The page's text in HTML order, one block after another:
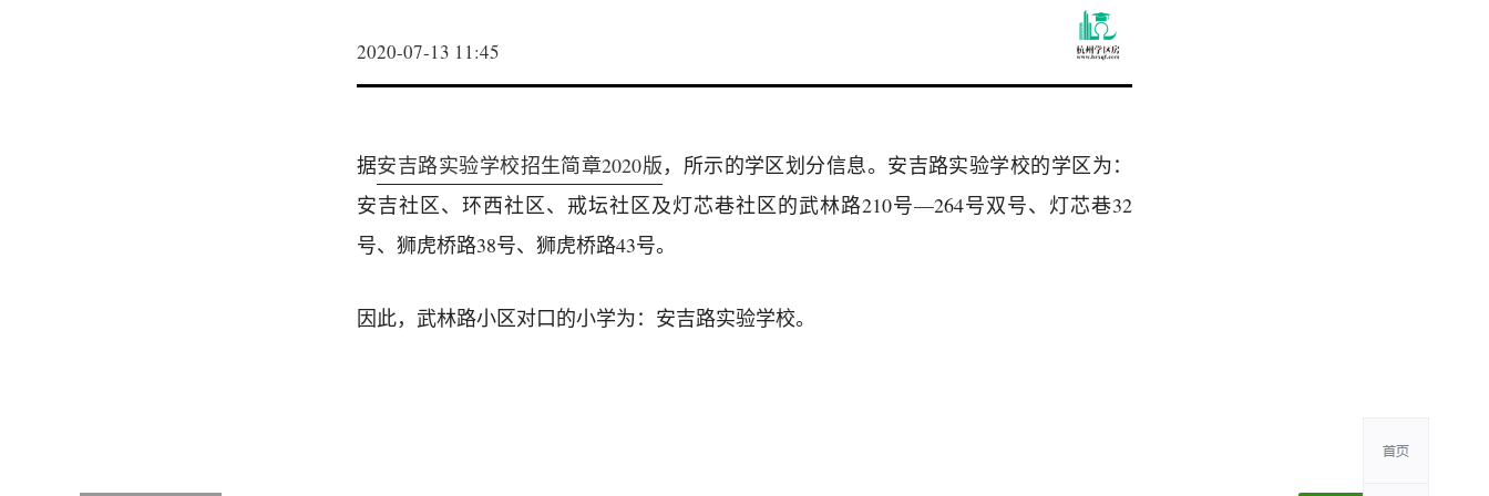
2020-07-13 11:45
据安吉路实验学校招生简章2020版，所示的学区划分信息。安吉路实验学校的学区为：
安吉社区、环西社区、戒坛社区及灯芯巷社区的武林路210号—264号双号、灯芯巷32
号、狮虎桥路38号、狮虎桥路43号。
因此，武林路小区对口的小学为：安吉路实验学校。